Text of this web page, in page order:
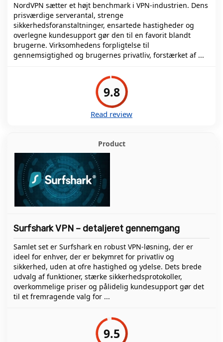
NordVPN sætter et højt benchmark i VPN-industrien. Dens
prisværdige serverantal, strenge
sikkerhedsforanstaltninger, ensartede hastigheder og
overlegne kundesupport gør den til en favorit blandt
brugerne. Virksomhedens forpligtelse til
gennemsigtighed og brugernes privatliv, forstærket af ...
9.8
Read review
Surfshark VPN – detaljeret gennemgang
Samlet set er Surfshark en robust VPN-løsning, der er
ideel for enhver, der er bekymret for privatliv og
sikkerhed, uden at ofre hastighed og ydelse. Dets brede
udvalg af funktioner, stærke sikkerhedsprotokoller,
overkommelige priser og pålidelig kundesupport gør det
til et fremragende valg for ...
9.5